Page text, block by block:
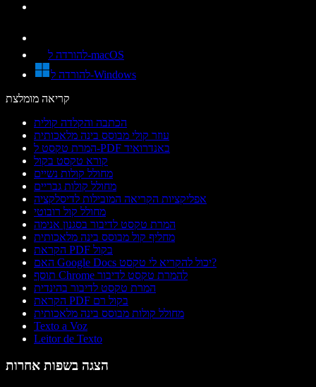
להורדה ל-macOS
להורדה ל-Windows
קריאה מומלצת
הכתבה והקלדה קולית
עוזר קולי מבוסס בינה מלאכותית
המרת טקסט ל-PDF באנדרואיד
קורא טקסט בקול
מחולל קולות נשיים
מחולל קולות גבריים
אפליקציות הקריאה המובילות לדיסלקציה
מחולל קול רובוטי
המרת טקסט לדיבור בסגנון אנימה
מחליף קול מבוסס בינה מלאכותית
הקראת PDF בקול
האם Google Docs יכול להקריא לי טקסט?
תוסף Chrome להמרת טקסט לדיבור
המרת טקסט לדיבור בהינדית
הקראת PDF בקול רם
מחולל קולות מבוסס בינה מלאכותית
Texto a Voz
Leitor de Texto
הצגה בשפות אחרות